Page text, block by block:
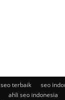
seo terbaik seo
ahli seo indonesia